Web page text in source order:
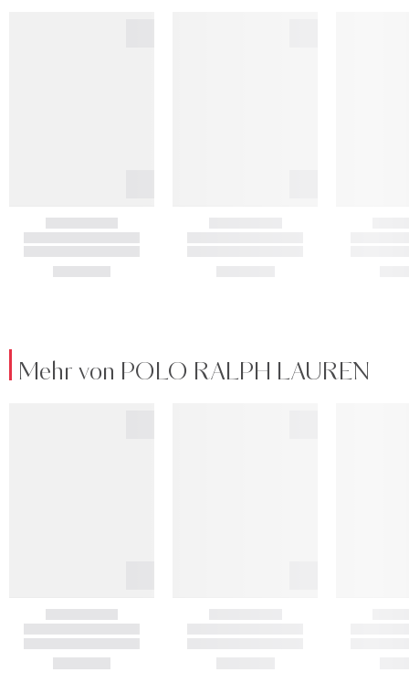
Mehr von POLO RALPH LAUREN